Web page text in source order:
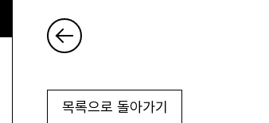
목록으로 돌아가기